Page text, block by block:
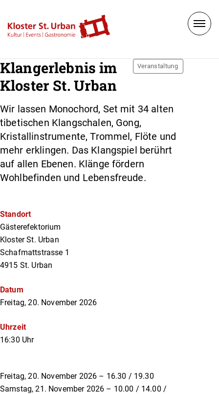
Veranstaltung
Klangerlebnis im
Kloster St. Urban
Wir lassen Monochord, Set mit 34 alten
tibetischen Klangschalen, Gong,
Kristallinstrumente, Trommel, Flöte und
mehr erklingen. Das Klangspiel berührt
auf allen Ebenen. Klänge fördern
Wohlbefinden und Lebensfreude.
Standort
Gästerefektorium
Kloster St. Urban
Schafmattstrasse 1
4915 St. Urban
Datum
Freitag, 20. November 2026
Uhrzeit
16:30 Uhr
Freitag, 20. November 2026 – 16.30 / 19.30
Samstag, 21. November 2026 – 10.00 / 14.00 /